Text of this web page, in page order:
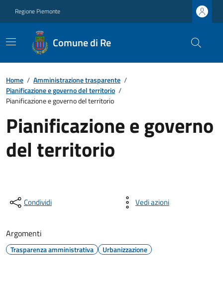
Regione Piemonte
Comune di Re
Home / Amministrazione trasparente /
Pianificazione e governo del territorio /
Pianificazione e governo del territorio
Pianificazione e governo
del territorio
Condividi Vedi azioni
Argomenti
Trasparenza amministrativa Urbanizzazione